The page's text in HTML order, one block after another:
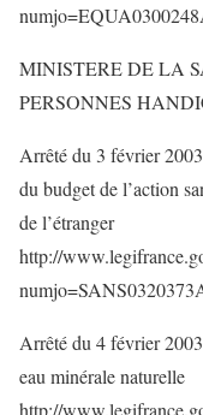
MINISTERE DE LA
PERSONNES
Arrêté du 3 février
du budget de l’action
de l’étranger
http://
Arrêté du 4 février
eau minérale naturelle
http://